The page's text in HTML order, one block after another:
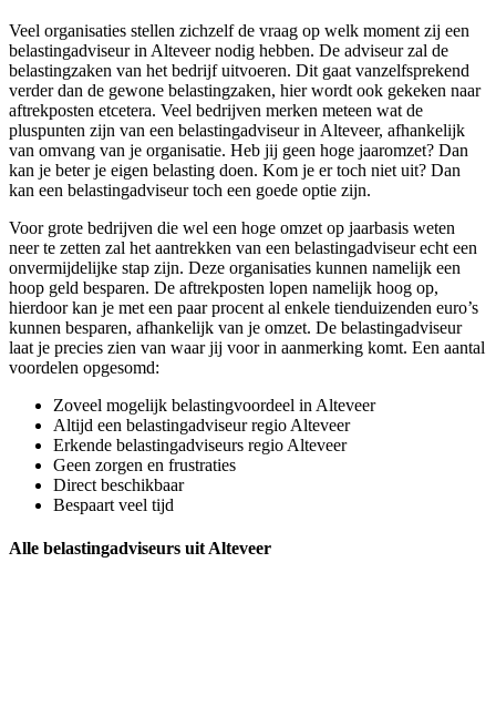
Veel organisaties stellen zichzelf de vraag op welk moment zij een
belastingadviseur in Alteveer nodig hebben. De adviseur zal de
belastingzaken van het bedrijf uitvoeren. Dit gaat vanzelfsprekend
verder dan de gewone belastingzaken, hier wordt ook gekeken naar
aftrekposten etcetera. Veel bedrijven merken meteen wat de
pluspunten zijn van een belastingadviseur in Alteveer, afhankelijk
van omvang van je organisatie. Heb jij geen hoge jaaromzet? Dan
kan je beter je eigen belasting doen. Kom je er toch niet uit? Dan
kan een belastingadviseur toch een goede optie zijn.
Voor grote bedrijven die wel een hoge omzet op jaarbasis weten
neer te zetten zal het aantrekken van een belastingadviseur echt een
onvermijdelijke stap zijn. Deze organisaties kunnen namelijk een
hoop geld besparen. De aftrekposten lopen namelijk hoog op,
hierdoor kan je met een paar procent al enkele tienduizenden euro’s
kunnen besparen, afhankelijk van je omzet. De belastingadviseur
laat je precies zien van waar jij voor in aanmerking komt. Een aantal
voordelen opgesomd:
Zoveel mogelijk belastingvoordeel in Alteveer
Altijd een belastingadviseur regio Alteveer
Erkende belastingadviseurs regio Alteveer
Geen zorgen en frustraties
Direct beschikbaar
Bespaart veel tijd
Alle belastingadviseurs uit Alteveer